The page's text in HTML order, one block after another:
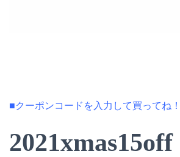
■クーポンコードを入力して買ってね！
2021xmas15off